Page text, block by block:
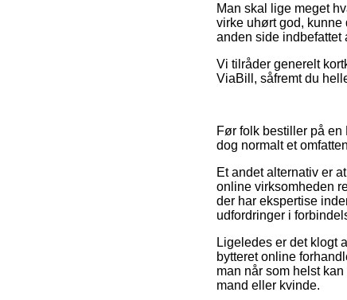
Man skal lige meget
virke uhørt god,
anden side indbefattet
Vi tilråder generelt
ViaBill, såfremt du
Før folk bestiller på
dog normalt et
Et andet alternativ er
online virksomheden
der har ekspertise
udfordringer i
Ligeledes er det klogt
bytteret online
man når som helst
mand eller kvinde.